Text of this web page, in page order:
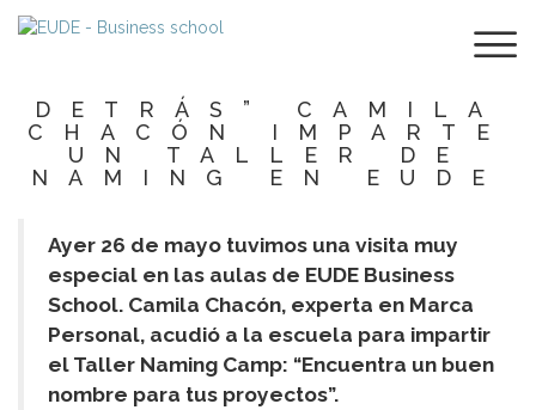
“TODO NOMBRE
DETRÁS” CAMILA
CHACÓN IMPARTE
UN TALLER DE
NAMING EN EUDE
Ayer 26 de mayo tuvimos una visita muy
especial en las aulas de EUDE Business
School. Camila Chacón, experta en Marca
Personal, acudió a la escuela para impartir
el Taller Naming Camp: “Encuentra un buen
nombre para tus proyectos”.